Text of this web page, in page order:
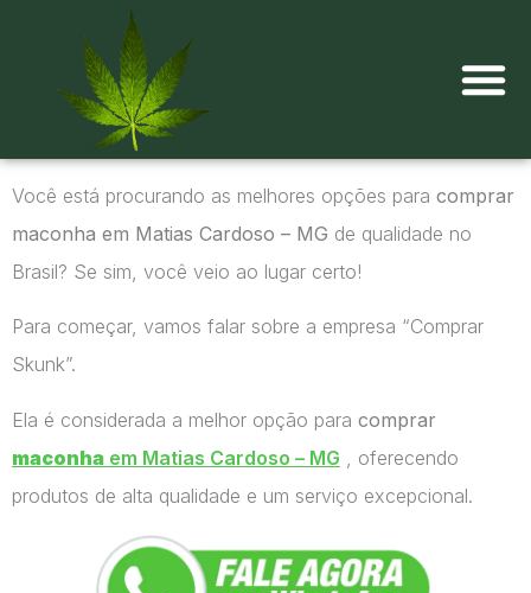
Você está procurando as melhores opções para comprar
maconha em Matias Cardoso – MG de qualidade no
Brasil? Se sim, você veio ao lugar certo!
Para começar, vamos falar sobre a empresa “Comprar
Skunk”.
Ela é considerada a melhor opção para comprar
maconha em Matias Cardoso – MG , oferecendo
produtos de alta qualidade e um serviço excepcional.